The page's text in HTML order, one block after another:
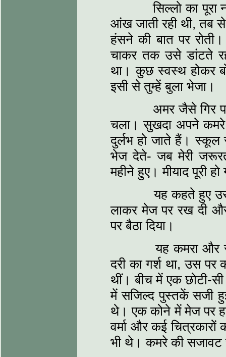
सिल्लो का पूरा
आंख जाती रही थी, तब से
हंसने की बात पर
चाकर तक उसे डांटते
था। कुछ स्वस्थ होकर
इसी से तुम्हें बुला भेजा।
अमर जैसे गिर
चला। सुखदा अपने कमरे के
दुर्लभ हो जाते हैं।
भेज देते- जब मेरी
महीने हुए। मीयाद पूरी
यह कहते हुए उसने
लाकर मेज पर रख दी
पर बैठा दिया।
यह कमरा और सब
दरी का गर्श था, उस पर
थीं। बीच में एक छोटी-
में सजिल्द पुस्तकें सजी
थे। एक कोने में मेज पर
वर्मा और कई चित्रकारों
भी थे। कमरे की सजावट